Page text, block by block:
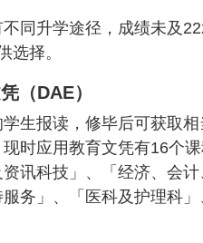
同升学途径，成绩未及
选择。
（DAE）
生报读，修毕后可获取
时应用教育文凭有16个
讯科技」、「经济、会
务」、「医科及护理科